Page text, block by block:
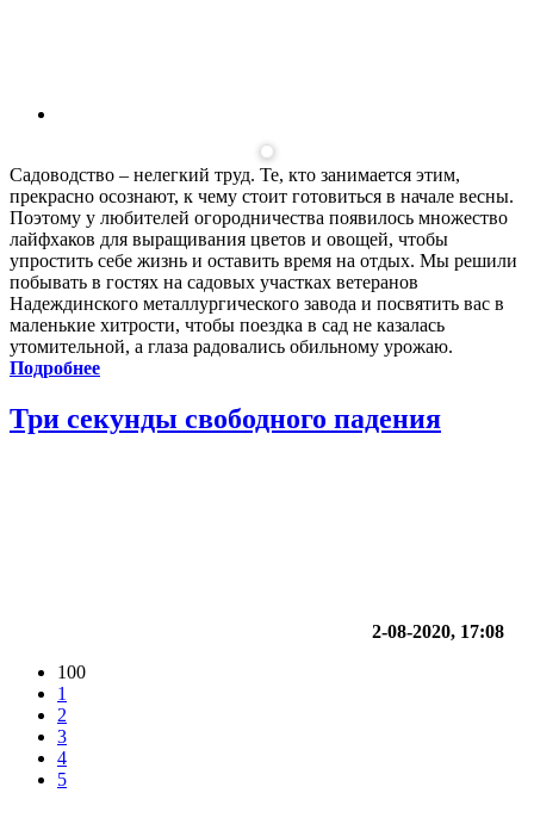
Садоводство – нелегкий труд. Те, кто занимается этим,
прекрасно осознают, к чему стоит готовиться в начале весны.
Поэтому у любителей огородничества появилось множество
лайфхаков для выращивания цветов и овощей, чтобы
упростить себе жизнь и оставить время на отдых. Мы решили
побывать в гостях на садовых участках ветеранов
Надеждинского металлургического завода и посвятить вас в
маленькие хитрости, чтобы поездка в сад не казалась
утомительной, а глаза радовались обильному урожаю.
Подробнее
Три секунды свободного падения
2-08-2020, 17:08
100
1
2
3
4
5